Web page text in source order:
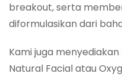
breakout, serta
diformulasikan dari
Kami juga
Natural Facial atau